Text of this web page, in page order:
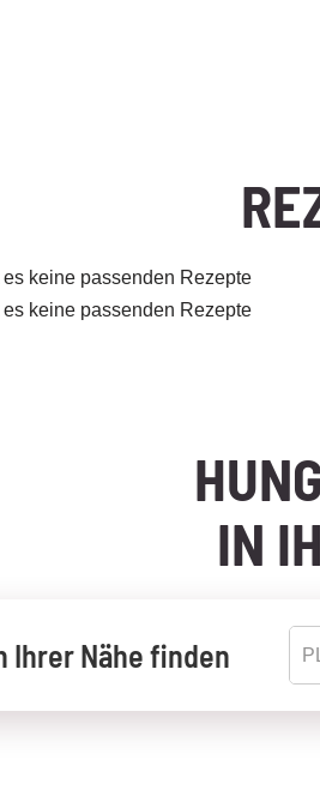
keine passenden Rezepte
keine passenden Rezepte
IN
Ihrer Nähe finden